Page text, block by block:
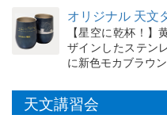
オリジナル 天文
【星空に乾杯！
ザインしたステン
に新色モカブラウン
天文講習会